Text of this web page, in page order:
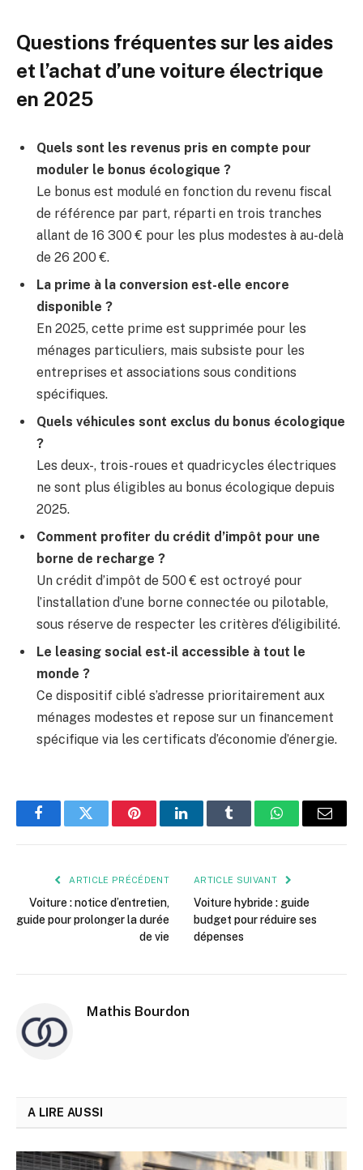
Questions fréquentes sur les aides
et l’achat d’une voiture électrique
en 2025
Quels sont les revenus pris en compte pour
moduler le bonus écologique ?
Le bonus est modulé en fonction du revenu fiscal
de référence par part, réparti en trois tranches
allant de 16 300 € pour les plus modestes à au-delà
de 26 200 €.
La prime à la conversion est-elle encore
disponible ?
En 2025, cette prime est supprimée pour les
ménages particuliers, mais subsiste pour les
entreprises et associations sous conditions
spécifiques.
Quels véhicules sont exclus du bonus écologique
?
Les deux-, trois-roues et quadricycles électriques
ne sont plus éligibles au bonus écologique depuis
2025.
Comment profiter du crédit d’impôt pour une
borne de recharge ?
Un crédit d’impôt de 500 € est octroyé pour
l’installation d’une borne connectée ou pilotable,
sous réserve de respecter les critères d’éligibilité.
Le leasing social est-il accessible à tout le
monde ?
Ce dispositif ciblé s’adresse prioritairement aux
ménages modestes et repose sur un financement
spécifique via les certificats d’économie d’énergie.
FacebookTwitter PinterestLinkedInTumblr WhatsApp
E-
ARTICLE PRÉCÉDENT
Voiture : notice d’entretien,
guide pour prolonger la durée
de vie
ARTICLE SUIVANT
Voiture hybride : guide
budget pour réduire ses
dépenses
Mathis Bourdon
A LIRE AUSSI